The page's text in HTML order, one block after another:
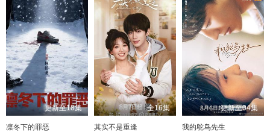
更新至18集
凛冬下的罪恶
全16集
其实不是重逢
更新至04集
我的鸵鸟先生